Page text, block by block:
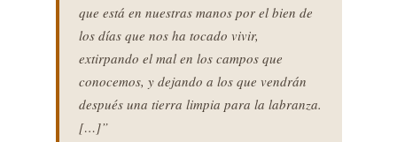
que está en nuestras manos por el bien de
los días que nos ha tocado vivir,
extirpando el mal en los campos que
conocemos, y dejando a los que vendrán
después una tierra limpia para la labranza.
[…]”